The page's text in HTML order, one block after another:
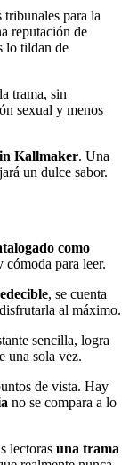
para la
reputación de
lo tildan de
trama, sin
sexual y menos
Kallmaker. Una
un dulce sabor.
como
para leer.
, se cuenta
al máximo.
sencilla, logra
una sola vez.
de vista. Hay
no se compara a lo
lectoras una trama